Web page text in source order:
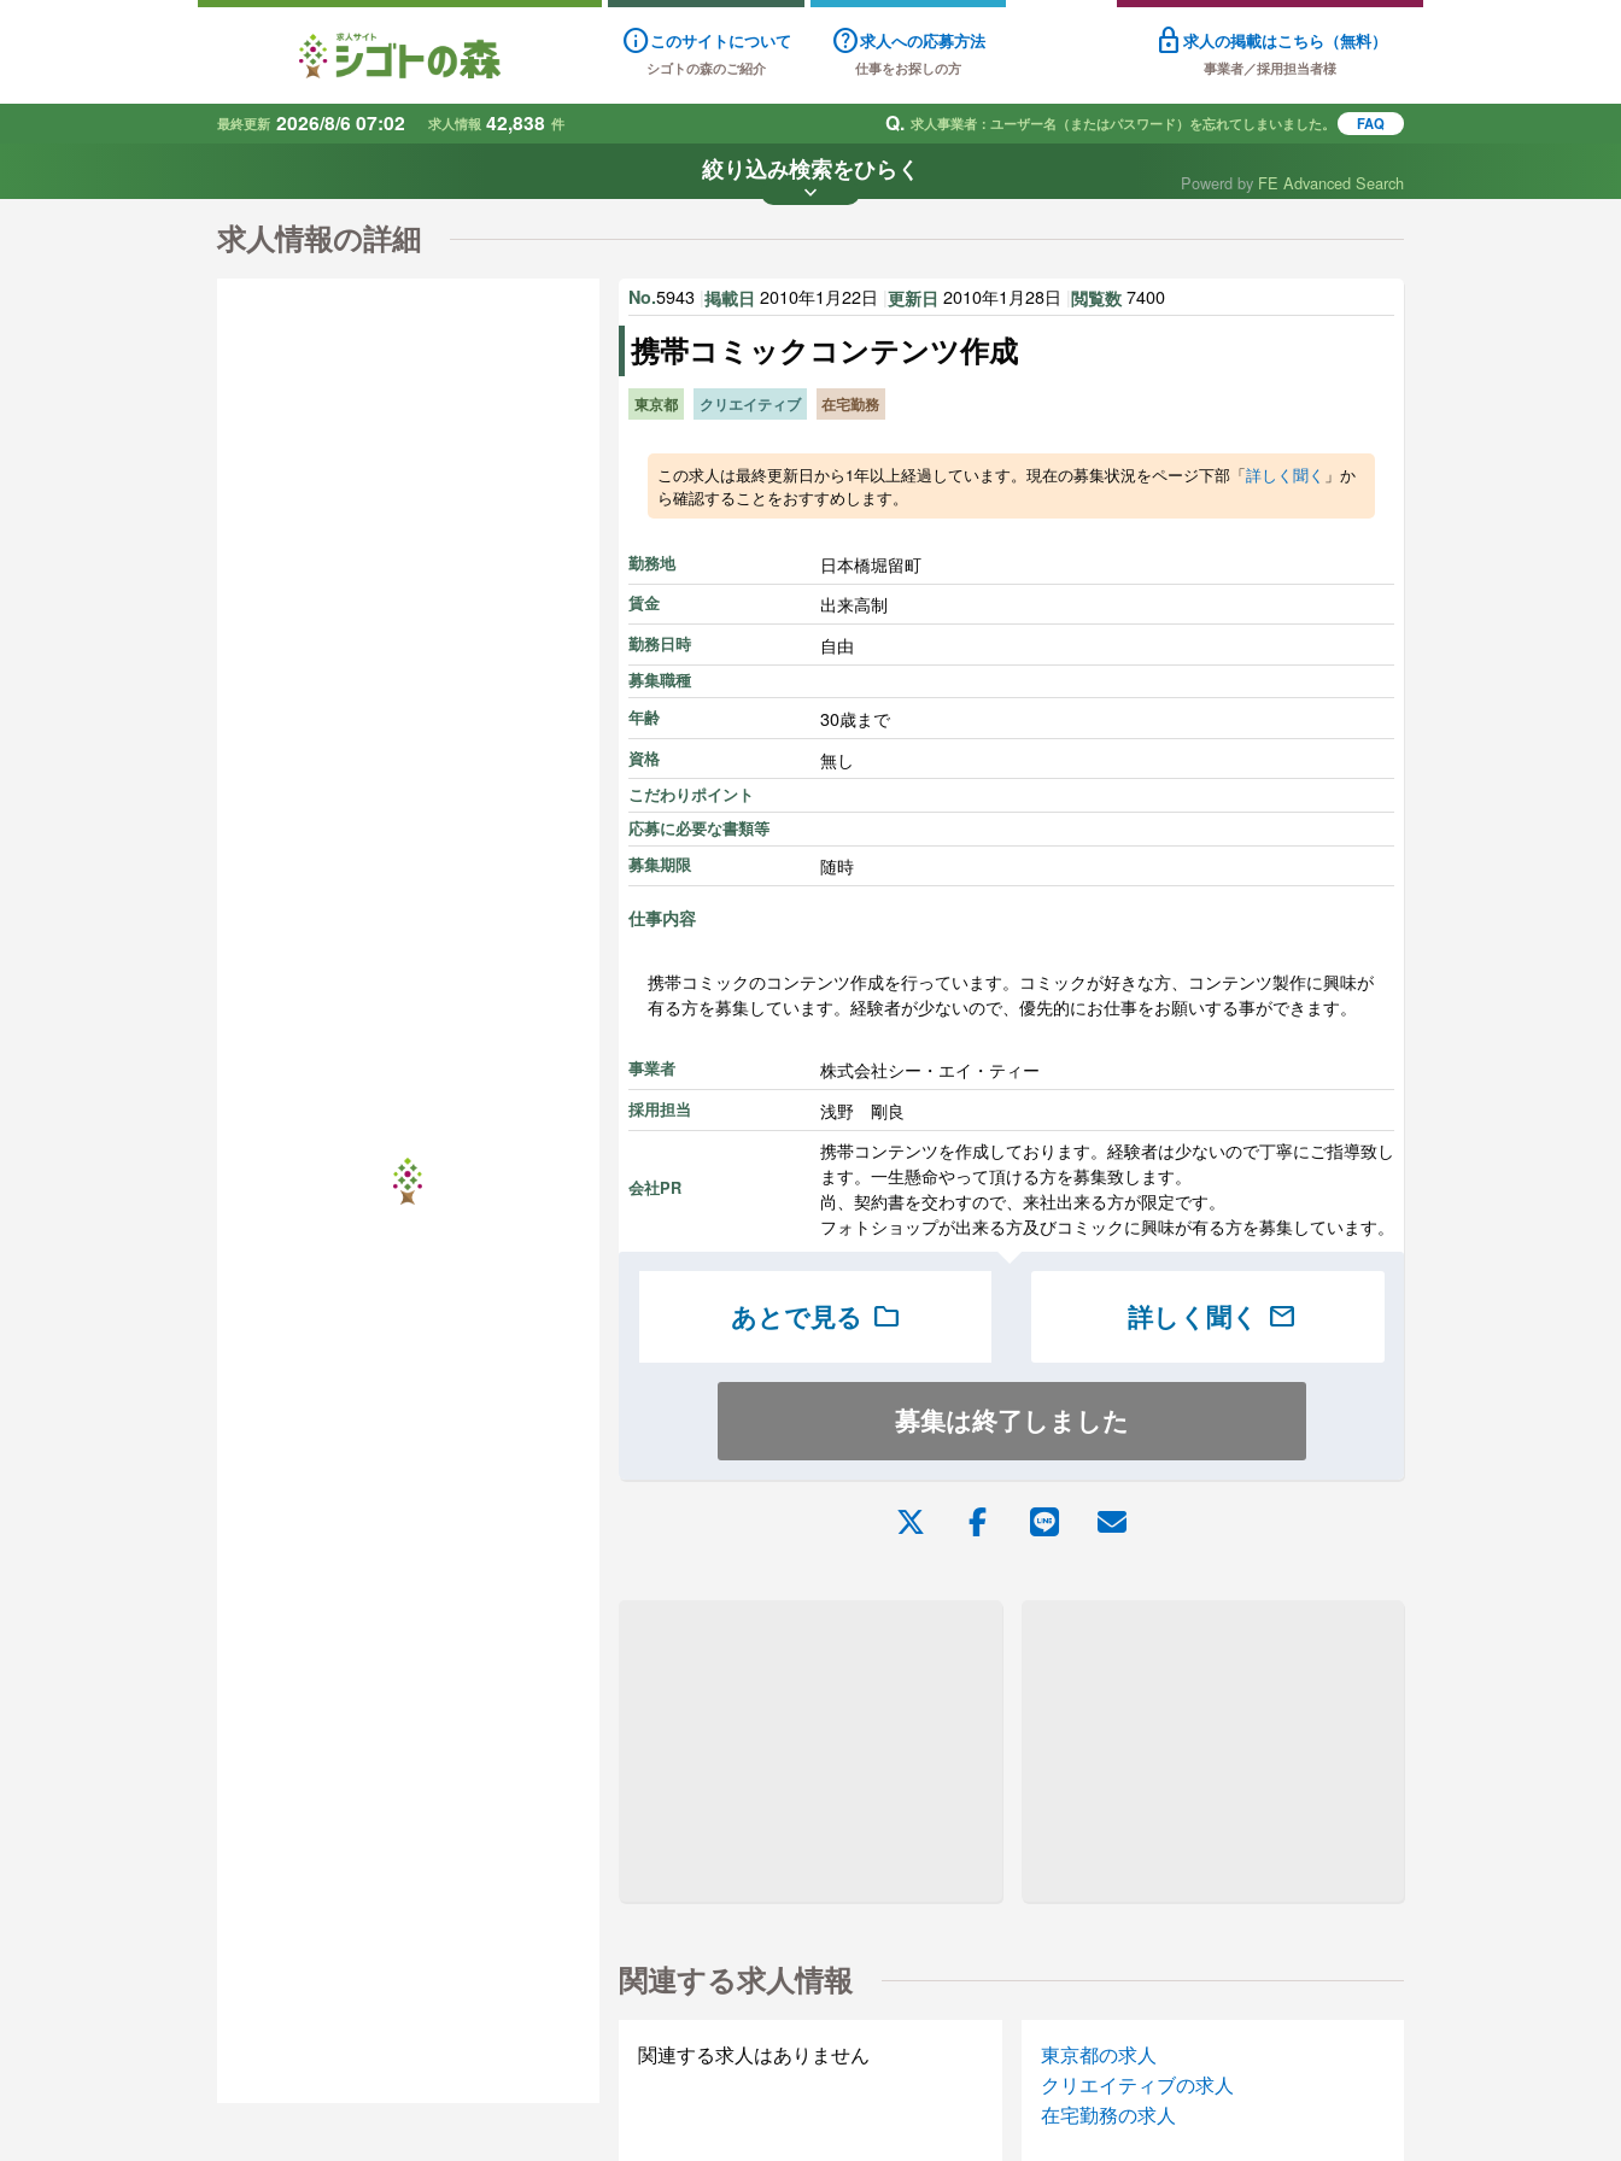
infoこのサイトについて
シゴトの森のご紹介
help求人への応募方法
仕事をお探しの方
lock 求人の掲載はこちら（無料）
事業者／採用担当者様
最終更新 2026/8/6 07:02 求人情報 42,838 件 Q. 求人事業者：ユーザー名（またはパスワード）を忘れてしまいました。 FAQ
絞り込み検索をひらく
keyboard_arrow_down
地域 業種 雇用形態 賃金
Powerd by FE Advanced Search
求人情報の詳細
No.5943 |掲載日 2010年1月22日 |更新日 2010年1月28日 |閲覧数 7400
携帯コミックコンテンツ作成
東京都 クリエイティブ 在宅勤務
この求人は最終更新日から1年以上経過しています。現在の募集状況をページ下部「詳しく聞く 」か
ら確認することをおすすめします。
勤務地 日本橋堀留町
賃金 出来高制
勤務日時 自由
募集職種
年齢
30歳まで
資格 無し
こだわりポイント
応募に必要な書類等
募集期限
随時
仕事内容
携帯コミックのコンテンツ作成を行っています。コミックが好きな方、コンテンツ製作に興味が
有る方を募集しています。経験者が少ないので、優先的にお仕事をお願いする事ができます。
事業者 株式会社シー・エイ・ティー
採用担当 浅野 剛良
会社PR
携帯コンテンツを作成しております。経験者は少ないので丁寧にご指導致し
ます。一生懸命やって頂ける方を募集致します。
尚、契約書を交わすので、来社出来る方が限定です。
フォトショップが出来る方及びコミックに興味が有る方を募集しています。
あとで見る folder 詳しく聞く mail
募集は終了しました
関連する求人情報
関連する求人はありません
東京都の求人
クリエイティブの求人
在宅勤務の求人